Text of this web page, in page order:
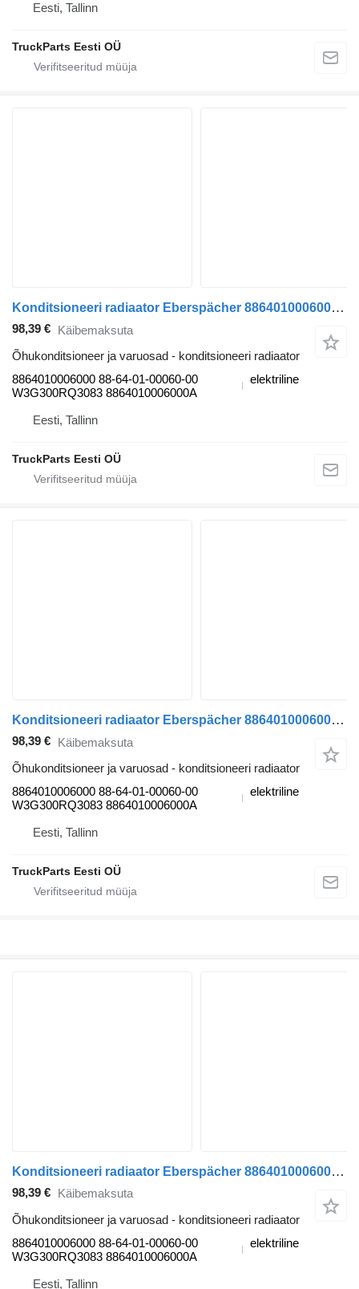
Eesti, Tallinn
TruckParts Eesti OÜ
Konditsioneeri radiaator Eberspächer 8864010006000 tüübi jaoks bussi LE13 (01.16-12.20)
98,39 € Käibemaksuta
Õhukonditsioneer ja varuosad - konditsioneeri radiaator
8864010006000 88-64-01-00060-00
W3G300RQ3083 8864010006000A
elektriline
Eesti, Tallinn
TruckParts Eesti OÜ
Konditsioneeri radiaator Eberspächer 8864010006000 tüübi jaoks bussi LE13 (01.16-12.20)
98,39 € Käibemaksuta
Õhukonditsioneer ja varuosad - konditsioneeri radiaator
8864010006000 88-64-01-00060-00
W3G300RQ3083 8864010006000A
elektriline
Eesti, Tallinn
TruckParts Eesti OÜ
Konditsioneeri radiaator Eberspächer 8864010006000 tüübi jaoks bussi LE13 (01.16-12.20)
98,39 €
Käibemaksuta
Õhukonditsioneer ja varuosad - konditsioneeri radiaator
8864010006000 88-64-01-00060-00
W3G300RQ3083 8864010006000A
elektriline
Eesti, Tallinn